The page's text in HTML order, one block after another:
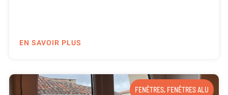
EN SAVOIR PLUS
FENÊTRES, FENÊTRES ALU